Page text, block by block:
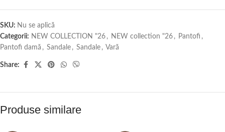
SKU: Nu se aplică
Categorii: NEW COLLECTION "26 , NEW collection "26 , Pantofi ,
Pantofi damă , Sandale , Sandale , Vară
Share:
Produse similare